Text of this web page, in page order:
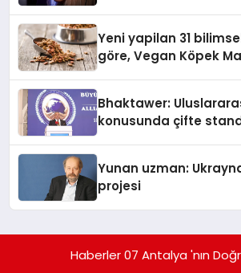
Yeni yapilan 31
göre, Vegan Köpek
Bhaktawer:
konusunda çifte
Yunan uzman:
projesi
Haberler 07 Antalya 'nın